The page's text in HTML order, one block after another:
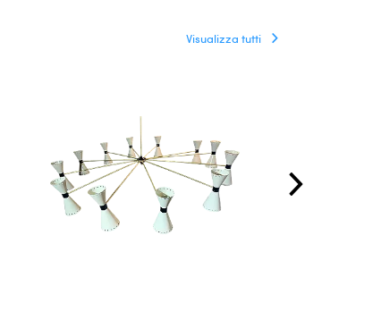
Visualizza tutti